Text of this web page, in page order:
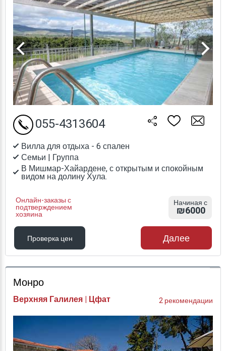
Вилла для отдыха - 6 спален
Семьи | Группа
В Мишмар-Хайардене, с открытым и спокойным
видом на долину Хула.
Онлайн-заказы с
подтверждением
хозяина
055-4313604
Начиная с
₪6000
Проверка цен
Проверка цен
Далее
Монро
Верхняя Галилея | Цфат 2 рекомендации